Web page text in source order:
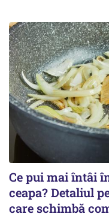
Ce pui mai întâi
ceapa? Detaliul
care schimbă